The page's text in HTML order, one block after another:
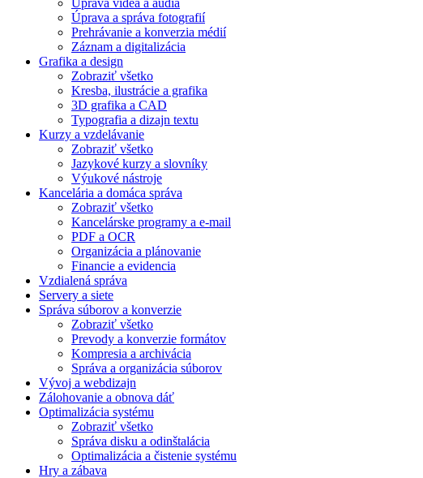
Úprava videa a audia
Úprava a správa fotografií
Prehrávanie a konverzia médií
Záznam a digitalizácia
Grafika a design
Zobraziť všetko
Kresba, ilustrácie a grafika
3D grafika a CAD
Typografia a dizajn textu
Kurzy a vzdelávanie
Zobraziť všetko
Jazykové kurzy a slovníky
Výukové nástroje
Kancelária a domáca správa
Zobraziť všetko
Kancelárske programy a e-mail
PDF a OCR
Organizácia a plánovanie
Financie a evidencia
Vzdialená správa
Servery a siete
Správa súborov a konverzie
Zobraziť všetko
Prevody a konverzie formátov
Kompresia a archivácia
Správa a organizácia súborov
Vývoj a webdizajn
Zálohovanie a obnova dáť
Optimalizácia systému
Zobraziť všetko
Správa disku a odinštalácia
Optimalizácia a čistenie systému
Hry a zábava